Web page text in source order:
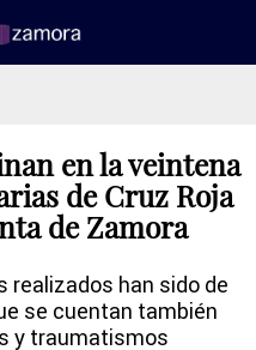
en la veintena
de Cruz Roja
de Zamora
realizados han sido de
se cuentan también
y traumatismos